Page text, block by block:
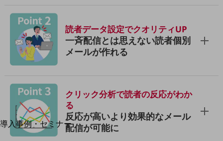
運用保守・故障紛失サポート
回線・ネットワーク
お手続き
別ウィンドウで開きます
サービスをご利用中のお客さま
導入事例・セミナー
導入事例TOP
読者データ設定でクオリティUP
一斉配信とは思えない読者個別
メールが作れる
クリック分析で読者の反応がわか
る
反応が高いより効果的なメール
配信が可能に